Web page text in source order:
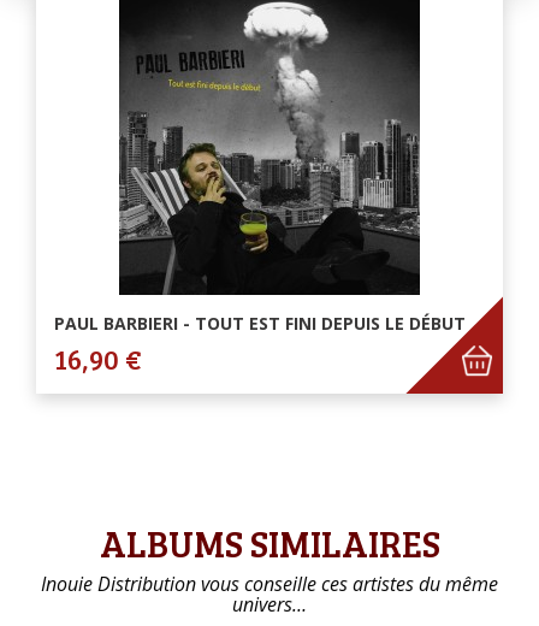
PAUL BARBIERI - TOUT EST FINI DEPUIS LE DÉBUT
16,90 €
ALBUMS SIMILAIRES
Inouie Distribution vous conseille ces artistes du même
univers…